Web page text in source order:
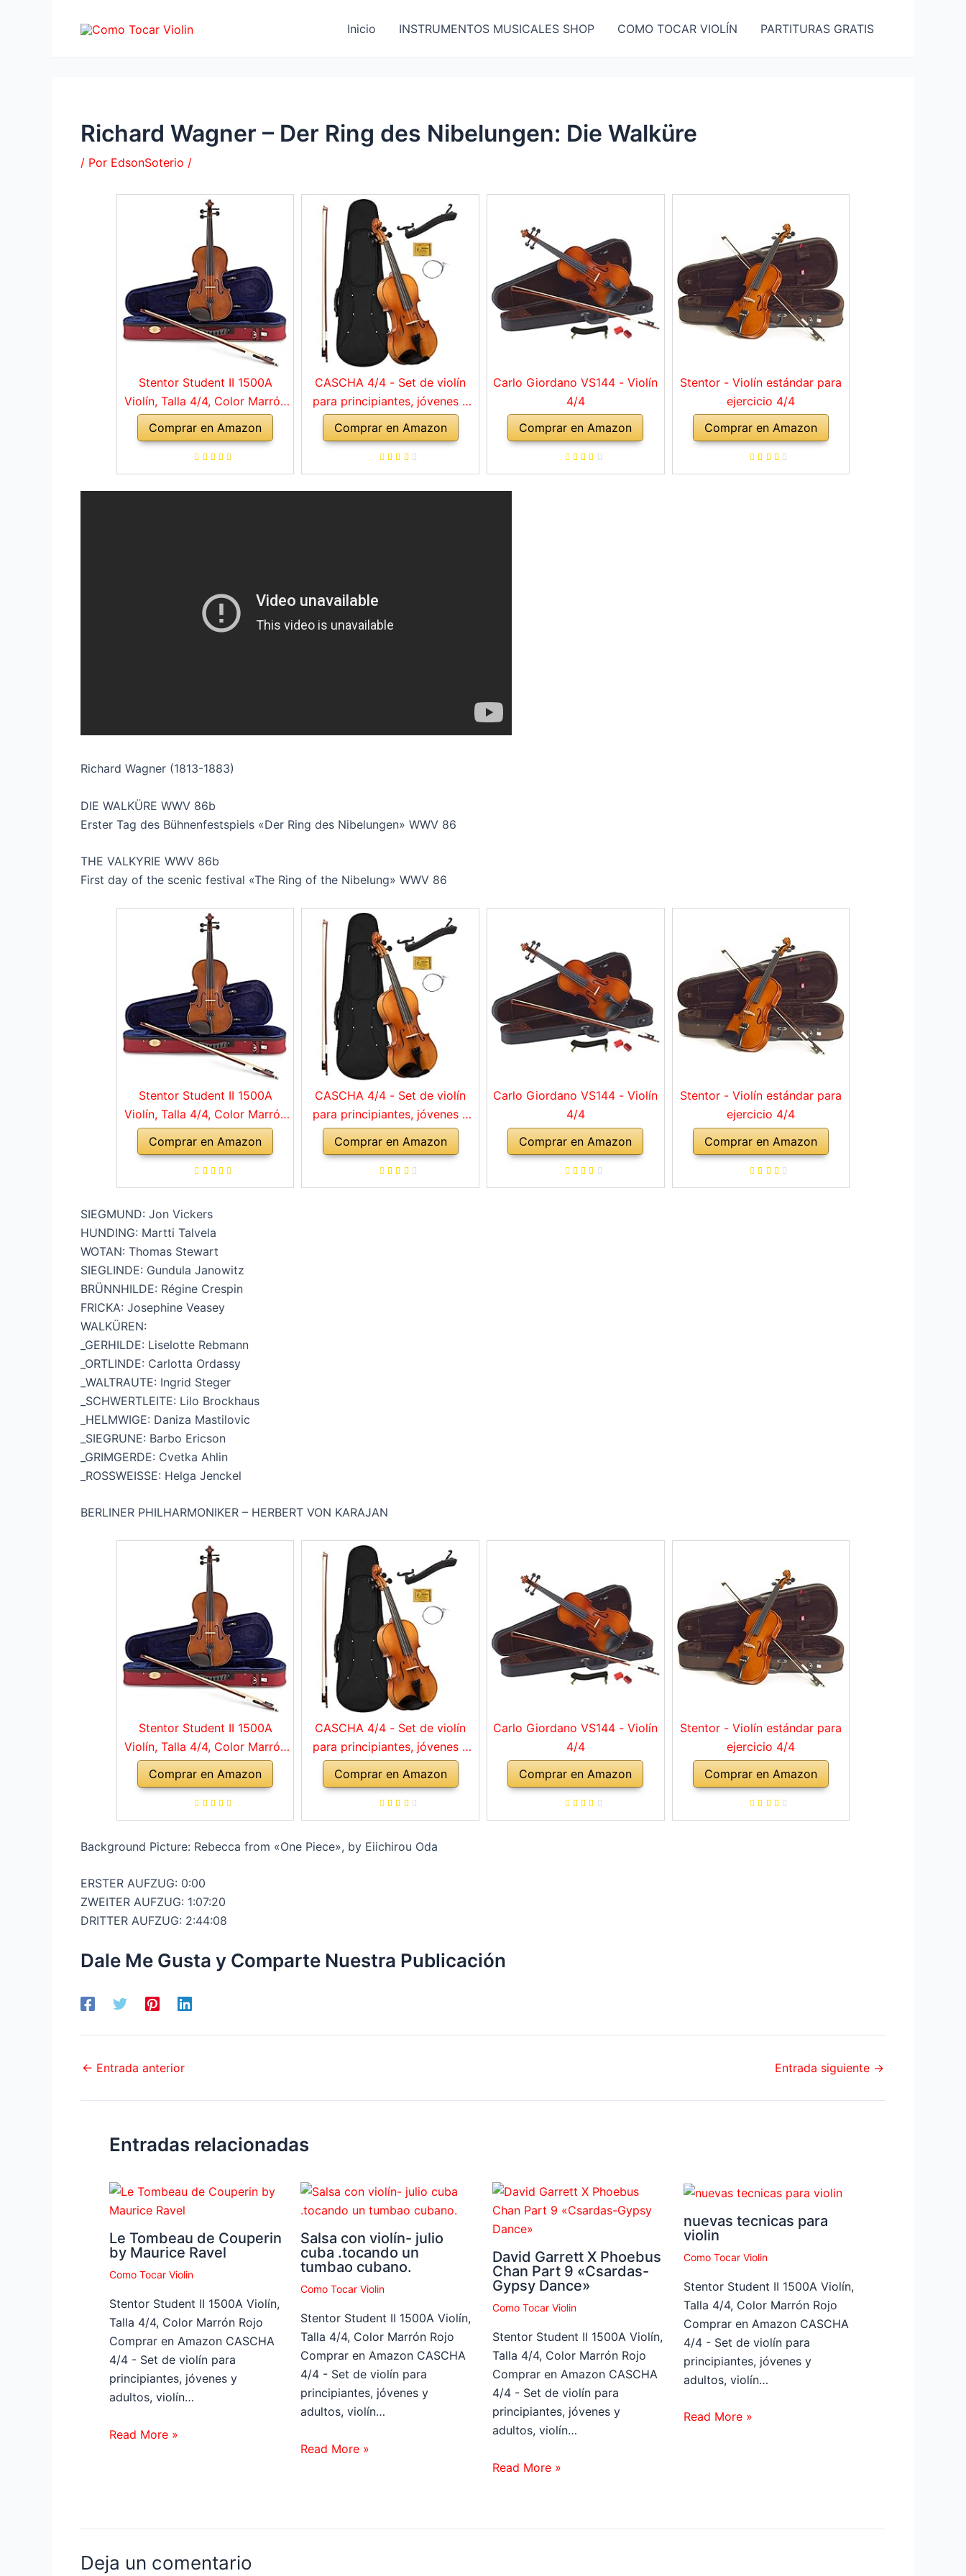
Inicio INSTRUMENTOS MUSICALES SHOP COMO TOCAR VIOLÍN PARTITURAS GRATIS
Richard Wagner – Der Ring des Nibelungen: Die Walküre
/ Por EdsonSoterio /
Stentor Student II 1500A
Violín, Talla 4/4, Color Marrón
Rojo
Comprar en Amazon
CASCHA 4/4 - Set de violín
para principiantes, jóvenes y
adultos, violín macizo con
arco, colofonia, cuerdas de
repuesto, soporte para
hombro, maletín, abeto natural
Comprar en Amazon
Carlo Giordano VS144 - Violín
4/4
Comprar en Amazon
Stentor - Violín estándar para
ejercicio 4/4
Comprar en Amazon
Richard Wagner (1813-1883)
DIE WALKÜRE WWV 86b
Erster Tag des Bühnenfestspiels «Der Ring des Nibelungen» WWV 86
THE VALKYRIE WWV 86b
First day of the scenic festival «The Ring of the Nibelung» WWV 86
Stentor Student II 1500A
Violín, Talla 4/4, Color Marrón
Rojo
Comprar en Amazon
CASCHA 4/4 - Set de violín
para principiantes, jóvenes y
adultos, violín macizo con
arco, colofonia, cuerdas de
repuesto, soporte para
hombro, maletín, abeto natural
Comprar en Amazon
Carlo Giordano VS144 - Violín
4/4
Comprar en Amazon
Stentor - Violín estándar para
ejercicio 4/4
Comprar en Amazon
SIEGMUND: Jon Vickers
HUNDING: Martti Talvela
WOTAN: Thomas Stewart
SIEGLINDE: Gundula Janowitz
BRÜNNHILDE: Régine Crespin
FRICKA: Josephine Veasey
WALKÜREN:
_GERHILDE: Liselotte Rebmann
_ORTLINDE: Carlotta Ordassy
_WALTRAUTE: Ingrid Steger
_SCHWERTLEITE: Lilo Brockhaus
_HELMWIGE: Daniza Mastilovic
_SIEGRUNE: Barbo Ericson
_GRIMGERDE: Cvetka Ahlin
_ROSSWEISSE: Helga Jenckel
BERLINER PHILHARMONIKER – HERBERT VON KARAJAN
Stentor Student II 1500A
Violín, Talla 4/4, Color Marrón
Rojo
Comprar en Amazon
CASCHA 4/4 - Set de violín
para principiantes, jóvenes y
adultos, violín macizo con
arco, colofonia, cuerdas de
repuesto, soporte para
hombro, maletín, abeto natural
Comprar en Amazon
Carlo Giordano VS144 - Violín
4/4
Comprar en Amazon
Stentor - Violín estándar para
ejercicio 4/4
Comprar en Amazon
Background Picture: Rebecca from «One Piece», by Eiichirou Oda
ERSTER AUFZUG: 0:00
ZWEITER AUFZUG: 1:07:20
DRITTER AUFZUG: 2:44:08
Dale Me Gusta y Comparte Nuestra Publicación
← Entrada anterior Entrada siguiente →
Entradas relacionadas
Le Tombeau de Couperin
by Maurice Ravel
Como Tocar Violin
Stentor Student II 1500A Violín,
Talla 4/4, Color Marrón Rojo
Comprar en Amazon CASCHA
4/4 - Set de violín para
principiantes, jóvenes y
adultos, violín…
Read More »
Salsa con violín- julio
cuba .tocando un
tumbao cubano.
Como Tocar Violin
Stentor Student II 1500A Violín,
Talla 4/4, Color Marrón Rojo
Comprar en Amazon CASCHA
4/4 - Set de violín para
principiantes, jóvenes y
adultos, violín…
Read More »
David Garrett X Phoebus
Chan Part 9 «Csardas-
Gypsy Dance»
Como Tocar Violin
Stentor Student II 1500A Violín,
Talla 4/4, Color Marrón Rojo
Comprar en Amazon CASCHA
4/4 - Set de violín para
principiantes, jóvenes y
adultos, violín…
Read More »
nuevas tecnicas para
violin
Como Tocar Violin
Stentor Student II 1500A Violín,
Talla 4/4, Color Marrón Rojo
Comprar en Amazon CASCHA
4/4 - Set de violín para
principiantes, jóvenes y
adultos, violín…
Read More »
Deja un comentario